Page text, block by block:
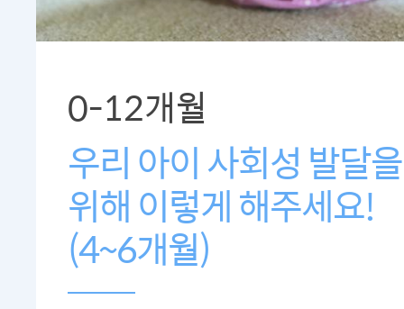
0-12개월
우리 아이 사회성 발달을
위해 이렇게 해주세요!
(4~6개월)